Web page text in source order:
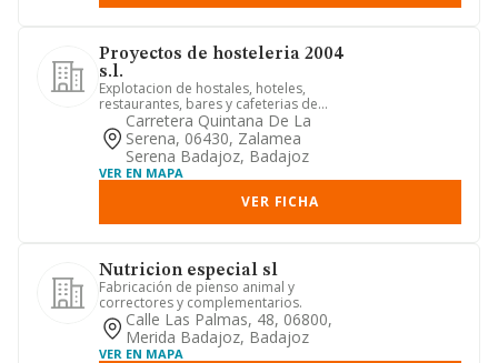
Proyectos de hosteleria 2004
s.l.
Explotacion de hostales, hoteles,
restaurantes, bares y cafeterias de
cualquier categoria
Carretera Quintana De La
Serena, 06430, Zalamea
Serena Badajoz, Badajoz
VER EN MAPA
VER FICHA
Nutricion especial sl
Fabricación de pienso animal y
correctores y complementarios.
Calle Las Palmas, 48, 06800,
Merida Badajoz, Badajoz
VER EN MAPA